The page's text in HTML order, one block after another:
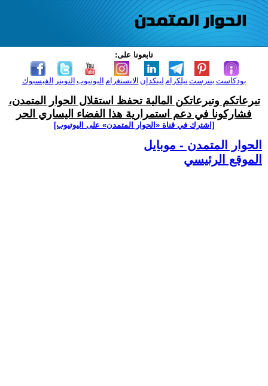
تابعونا على:
الفيسبوك التويتر اليوتيوب الانستغرام لينكدإن تيلكرامبنترست بودكاست
تبرعاتكم وتبرعاتكن المالية تحفظ استقلال الحوار المتمدن،
فشاركونا في دعم استمرارية هذا الفضاء اليساري الحر
[اشترك في قناة ‫«الحوار المتمدن» على اليوتيوب]
الحوار المتمدن - موبايل
الموقع الرئيسي